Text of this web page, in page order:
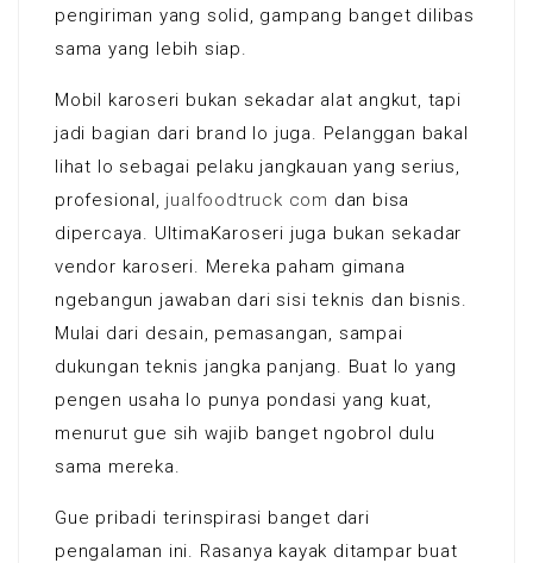
pengiriman yang solid, gampang banget dilibas
sama yang lebih siap.
Mobil karoseri bukan sekadar alat angkut, tapi
jadi bagian dari brand lo juga. Pelanggan bakal
lihat lo sebagai pelaku jangkauan yang serius,
profesional, jualfoodtruck com dan bisa
dipercaya. UltimaKaroseri juga bukan sekadar
vendor karoseri. Mereka paham gimana
ngebangun jawaban dari sisi teknis dan bisnis.
Mulai dari desain, pemasangan, sampai
dukungan teknis jangka panjang. Buat lo yang
pengen usaha lo punya pondasi yang kuat,
menurut gue sih wajib banget ngobrol dulu
sama mereka.
Gue pribadi terinspirasi banget dari
pengalaman ini. Rasanya kayak ditampar buat